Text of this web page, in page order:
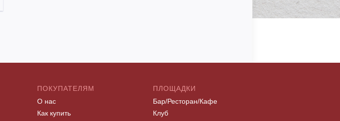
ПОКУПАТЕЛЯМ
О нас
Как купить
ПЛОЩАДКИ
Бар/Ресторан/Кафе
Клуб